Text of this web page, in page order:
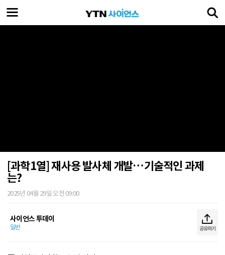
[과학1열] 재사용 발사체 개발…기술적인 과제
는?
2025년 04월 29일 오전 09:00
사이언스 투데이
일반 공유하기